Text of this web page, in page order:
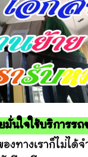
นใจใช้บริการรถ
เราก็ไม่ได้จำ